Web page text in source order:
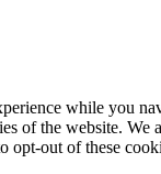
while you
of the website.
opt-out of these